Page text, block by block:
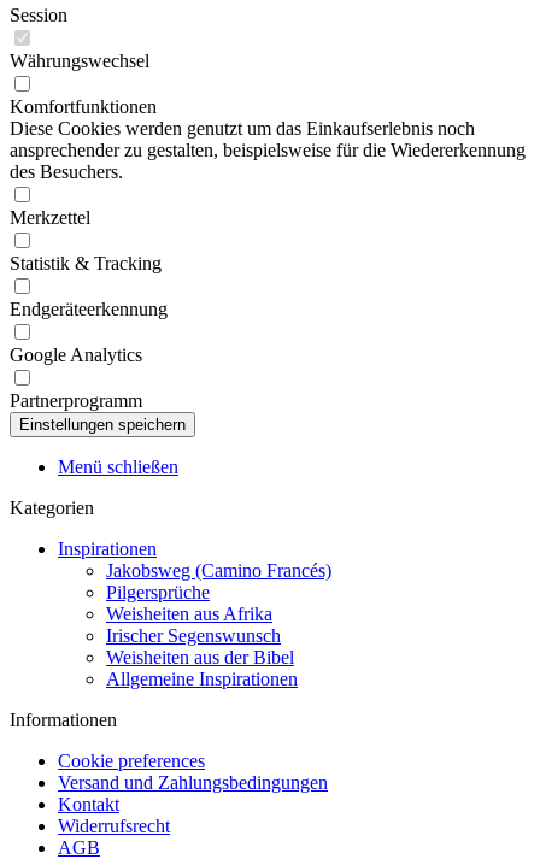
Session
Währungswechsel
Komfortfunktionen
Diese Cookies werden genutzt um das Einkaufserlebnis noch
ansprechender zu gestalten, beispielsweise für die Wiedererkennung
des Besuchers.
Merkzettel
Statistik & Tracking
Endgeräteerkennung
Google Analytics
Partnerprogramm
Menü schließen
Kategorien
Inspirationen
Jakobsweg (Camino Francés)
Pilgersprüche
Weisheiten aus Afrika
Irischer Segenswunsch
Weisheiten aus der Bibel
Allgemeine Inspirationen
Informationen
Cookie preferences
Versand und Zahlungsbedingungen
Kontakt
Widerrufsrecht
AGB